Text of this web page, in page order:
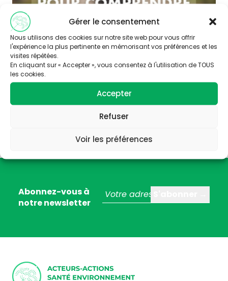
Gérer le consentement
Nous utilisons des cookies sur notre site web pour vous offrir
l'expérience la plus pertinente en mémorisant vos préférences et les
visites répétées.
En cliquant sur « Accepter », vous consentez à l'utilisation de TOUS
les cookies.
Accepter
Refuser
Voir les préférences
Abonnez-vous à
notre newsletter